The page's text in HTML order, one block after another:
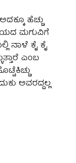
ಹೆಚ್ಚು
ಮಗುವಿಗೆ
ನಾಳೆ ಕೈ ಕೈ
ಎಂಬ
ಅವರದ್ದಲ್ಲ